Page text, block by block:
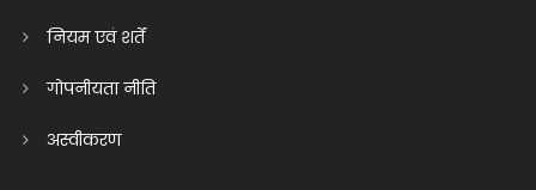
नियम एवं शर्तें
गोपनीयता नीति
अस्वीकरण